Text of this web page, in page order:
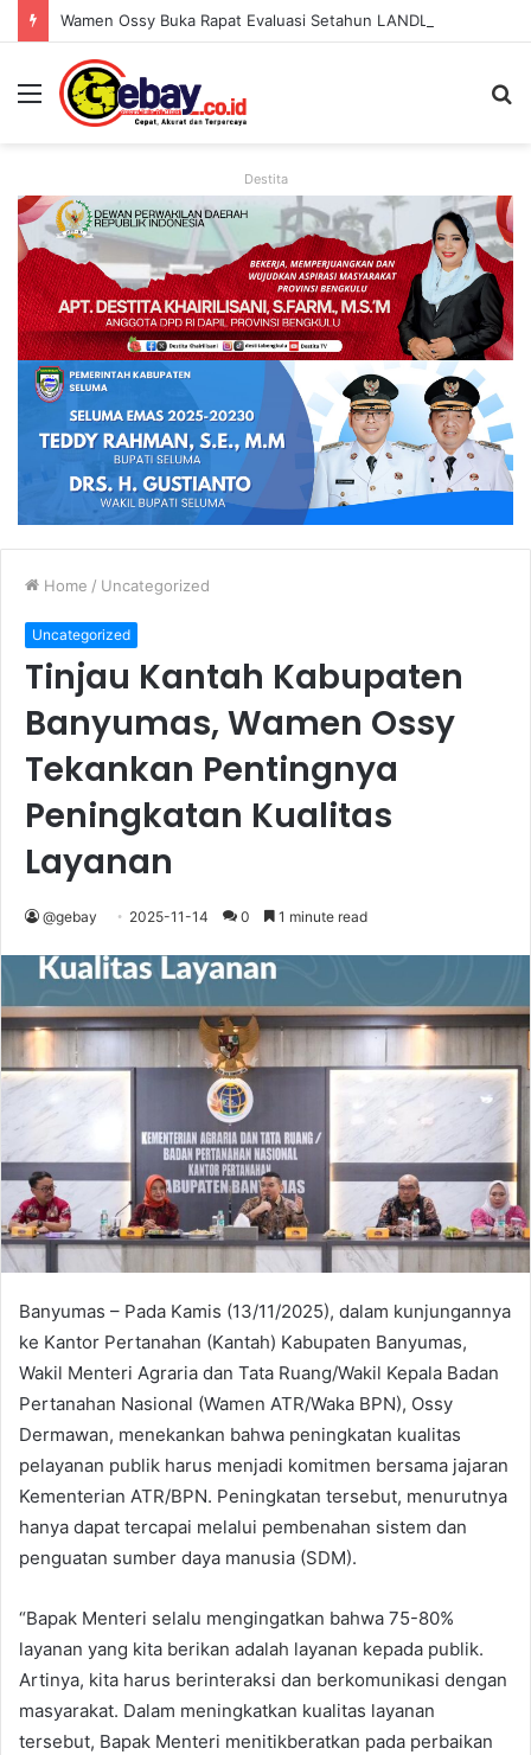
Destita
Home / Uncategorized
Uncategorized
Tinjau Kantah Kabupaten
Banyumas, Wamen Ossy
Tekankan Pentingnya
Peningkatan Kualitas
Layanan
@gebay 2025-11-14 0 1 minute read
Banyumas – Pada Kamis (13/11/2025), dalam kunjungannya
ke Kantor Pertanahan (Kantah) Kabupaten Banyumas,
Wakil Menteri Agraria dan Tata Ruang/Wakil Kepala Badan
Pertanahan Nasional (Wamen ATR/Waka BPN), Ossy
Dermawan, menekankan bahwa peningkatan kualitas
pelayanan publik harus menjadi komitmen bersama jajaran
Kementerian ATR/BPN. Peningkatan tersebut, menurutnya
hanya dapat tercapai melalui pembenahan sistem dan
penguatan sumber daya manusia (SDM).
“Bapak Menteri selalu mengingatkan bahwa 75-80%
layanan yang kita berikan adalah layanan kepada publik.
Artinya, kita harus berinteraksi dan berkomunikasi dengan
masyarakat. Dalam meningkatkan kualitas layanan
tersebut, Bapak Menteri menitikberatkan pada perbaikan